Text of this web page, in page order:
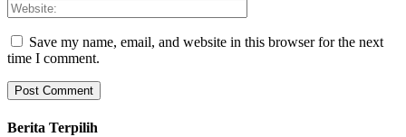
Save my name, email, and website in this browser for the next
time I comment.
Berita Terpilih